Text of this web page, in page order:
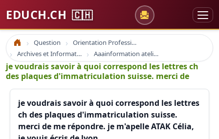
EDUCH.CH 🇨🇭
Accueil Question
Orientation Professionnelle
Archives et Informations Educh.ch
Aaainformation ateliers educh.ch
je voudrais savoir à quoi correspond les lettres ch
des plaques d'immatriculation suisse. merci de
je voudrais savoir à quoi correspond les lettres
ch des plaques d'immatriculation suisse.
merci de me répondre. je m'apelle ATAK Célia,